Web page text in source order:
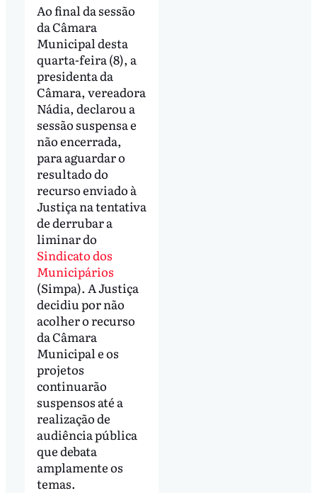
Ao final da sessão
da Câmara
Municipal desta
quarta-feira (8), a
presidenta da
Câmara, vereadora
Nádia, declarou a
sessão suspensa e
não encerrada,
para aguardar o
resultado do
recurso enviado à
Justiça na tentativa
de derrubar a
liminar do
Sindicato dos
Municipários
(Simpa). A Justiça
decidiu por não
acolher o recurso
da Câmara
Municipal e os
projetos
continuarão
suspensos até a
realização de
audiência pública
que debata
amplamente os
temas.